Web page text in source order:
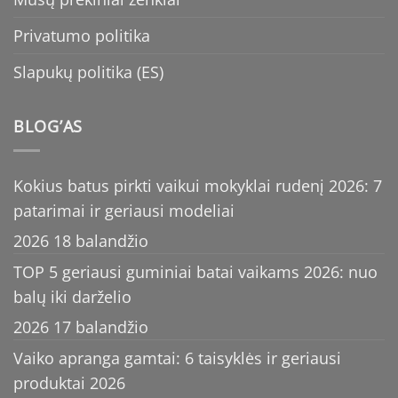
Privatumo politika
Slapukų politika (ES)
BLOG’AS
Kokius batus pirkti vaikui mokyklai rudenį 2026: 7
patarimai ir geriausi modeliai
2026 18 balandžio
TOP 5 geriausi guminiai batai vaikams 2026: nuo
balų iki darželio
2026 17 balandžio
Vaiko apranga gamtai: 6 taisyklės ir geriausi
produktai 2026